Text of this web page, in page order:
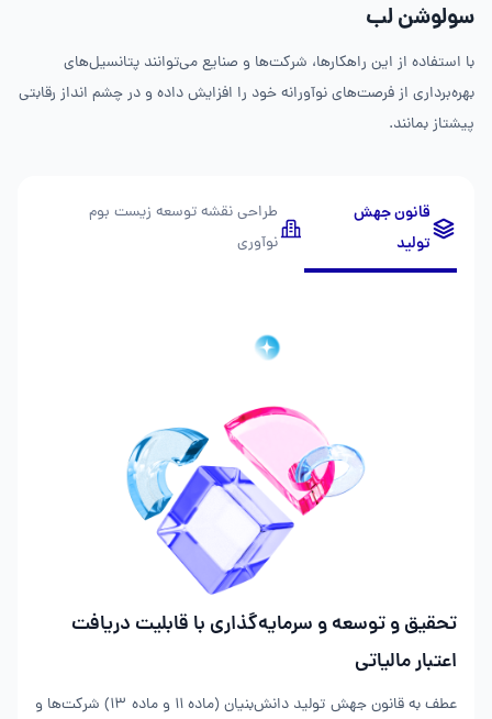
سولوشن لب
با استفاده از این راهکارها، شرکت‌ها و صنایع می‌توانند پتانسیل‌های
بهره‌برداری از فرصت‌های نوآورانه خود را افزایش داده و در چشم انداز رقابتی
پیشتاز بمانند.
قانون جهش
تولید
طراحی نقشه توسعه زیست بوم
نوآوری
تحقیق و توسعه و سرمایه‌گذاری با قابلیت دریافت
اعتبار مالیاتی
عطف به قانون جهش تولید دانش‌بنیان (ماده ۱۱ و ماده ۱۳) شرکت‌ها و